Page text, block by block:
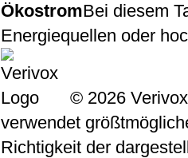
ÖkostromBei diesem
Energiequellen oder
© 2026
verwendet
Richtigkeit der